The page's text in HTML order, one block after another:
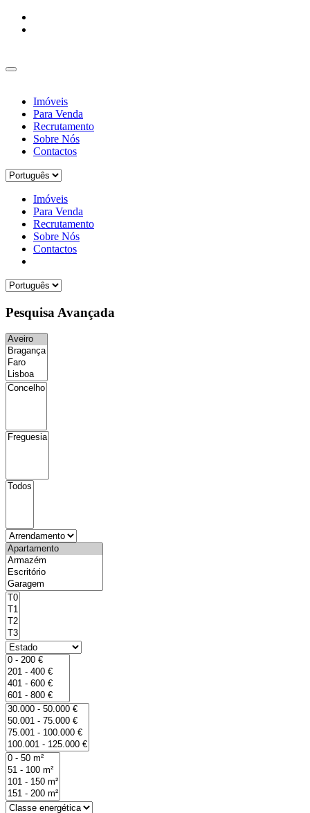
Imóveis
Para Venda
Recrutamento
Sobre Nós
Contactos
Imóveis
Para Venda
Recrutamento
Sobre Nós
Contactos
Pesquisa Avançada